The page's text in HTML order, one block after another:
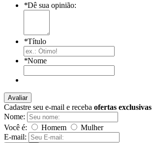
*Dê sua opinião:
*Título
*Nome
Avaliar
Cadastre seu e-mail e receba ofertas exclusivas
Nome:
Você é:
Homem
Mulher
E-mail: